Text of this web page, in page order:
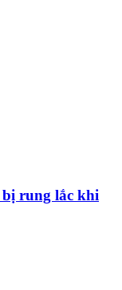
rung lắc khi